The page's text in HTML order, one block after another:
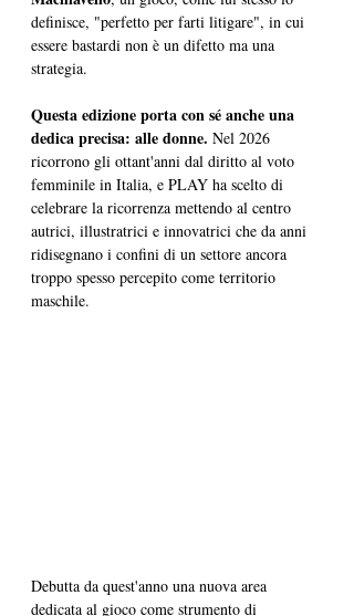
definisce, "perfetto per farti litigare", in cui
essere bastardi non è un difetto ma una
strategia.
Questa edizione porta con sé anche una
dedica precisa: alle donne. Nel 2026
ricorrono gli ottant'anni dal diritto al voto
femminile in Italia, e PLAY ha scelto di
celebrare la ricorrenza mettendo al centro
autrici, illustratrici e innovatrici che da anni
ridisegnano i confini di un settore ancora
troppo spesso percepito come territorio
maschile.
Debutta da quest'anno una nuova area
dedicata al gioco come strumento di